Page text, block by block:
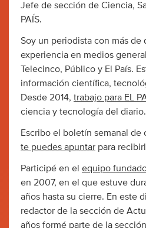
Jefe de sección de Ciencia,
PAÍS.
Soy un periodista con más de
experiencia en medios
Telecinco, Público y El País.
información científica,
Desde 2014, trabajo para EL
ciencia y tecnología del diario.
Escribo el boletín semanal de
te puedes apuntar para
Participé en el equipo
en 2007, en el que estuve
años hasta su cierre. En este
redactor de la sección de
años formé parte de la